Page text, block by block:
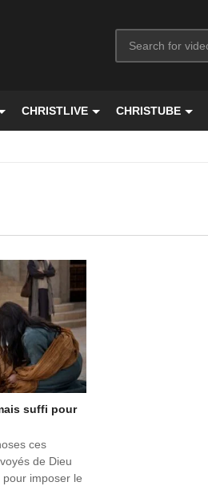
CHRISTLIVE CHRISTUBE
suffi pour
ces
de Dieu
imposer le